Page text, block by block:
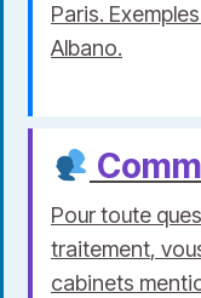
Paris.
Albano.
Pour toute
traitement,
cabinets